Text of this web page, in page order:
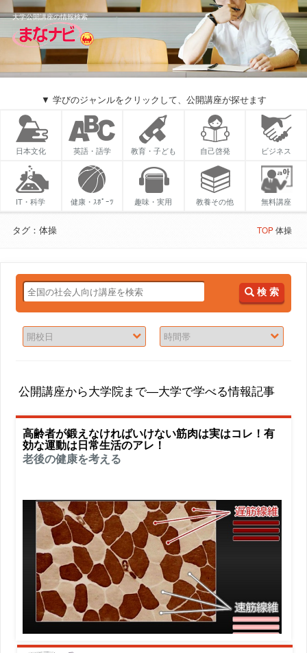
大学公開講座の情報検索
▼ 学びのジャンルをクリックして、公開講座が探せます
日本文化 英語・語学 教育・子ども 自己啓発 ビジネス
IT・科学 健康・ｽﾎﾟｰﾂ 趣味・実用 教養その他 無料講座
タグ：体操 TOP体操
検 索
公開講座から大学院まで―大学で学べる情報記事
高齢者が鍛えなければいけない筋肉は実はコレ！有
効な運動は日常生活のアレ！
老後の健康を考える